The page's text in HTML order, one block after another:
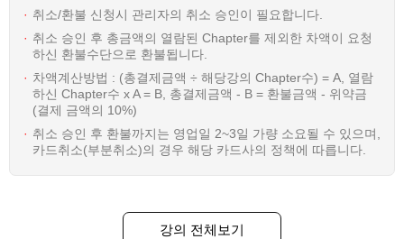
취소/환불 신청시 관리자의 취소 승인이 필요합니다.
취소 승인 후 총금액의 열람된 Chapter를 제외한 차액이 요청
하신 환불수단으로 환불됩니다.
차액계산방법 : (총결제금액 ÷ 해당강의 Chapter수) = A, 열람
하신 Chapter수 x A = B, 총결제금액 - B = 환불금액 - 위약금
(결제 금액의 10%)
취소 승인 후 환불까지는 영업일 2~3일 가량 소요될 수 있으며,
카드취소(부분취소)의 경우 해당 카드사의 정책에 따릅니다.
강의 전체보기